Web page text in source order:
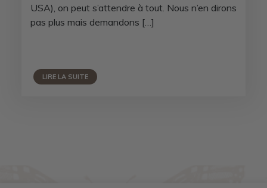
USA), on peut s’attendre à tout. Nous n’en dirons
pas plus mais demandons […]
LIRE LA SUITE